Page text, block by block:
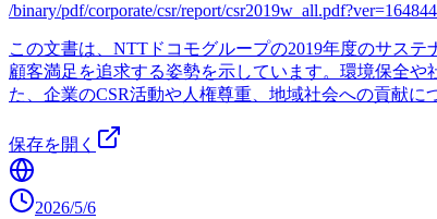
/binary/pdf/corporate/csr/report/
この文書は、NTTドコモグループの2019年度のサス
顧客満足を追求する姿勢を示しています。環境保全
た、企業のCSR活動や人権尊重、地域社会への貢献
保存を開く
2026/5/6